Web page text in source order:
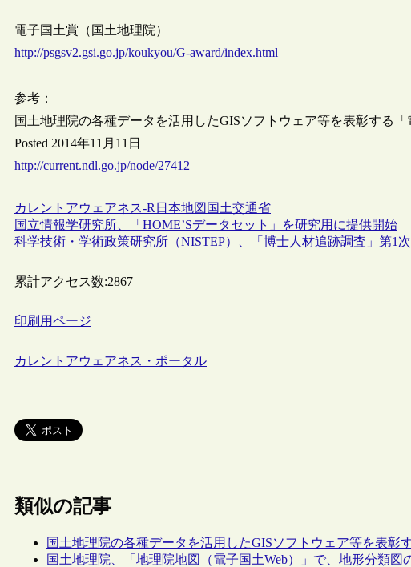
電子国土賞（国土地理院）
http://psgsv2.gsi.go.jp/koukyou/G-award/index.html
参考：
国土地理院の各種データを活用したGISソフトウェア等を表彰する「
Posted 2014年11月11日
http://current.ndl.go.jp/node/27412
カレントアウェアネス-R 日本地図 国土交通省
国立情報学研究所、「HOME’Sデータセット」を研究用に提供開始
科学技術・学術政策研究所（NISTEP）、「博士人材追跡調査」第1
累計アクセス数:2867
印刷用ページ
カレントアウェアネス・ポータル
類似の記事
国土地理院の各種データを活用したGISソフトウェア等を表彰
国土地理院、「地理院地図（電子国土Web）」で、地形分類